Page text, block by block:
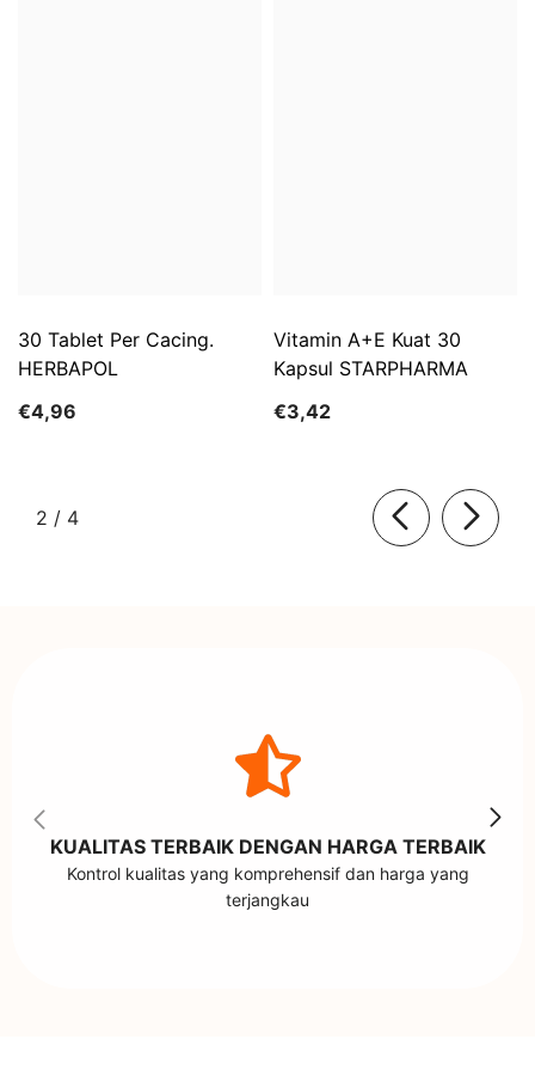
30 Tablet Per Cacing.
HERBAPOL
€4,96
Vitamin A+E Kuat 30
Kapsul STARPHARMA
€3,42
2 / dari
4
KUALITAS TERBAIK DENGAN HARGA TERBAIK
Kontrol kualitas yang komprehensif dan harga yang
terjangkau